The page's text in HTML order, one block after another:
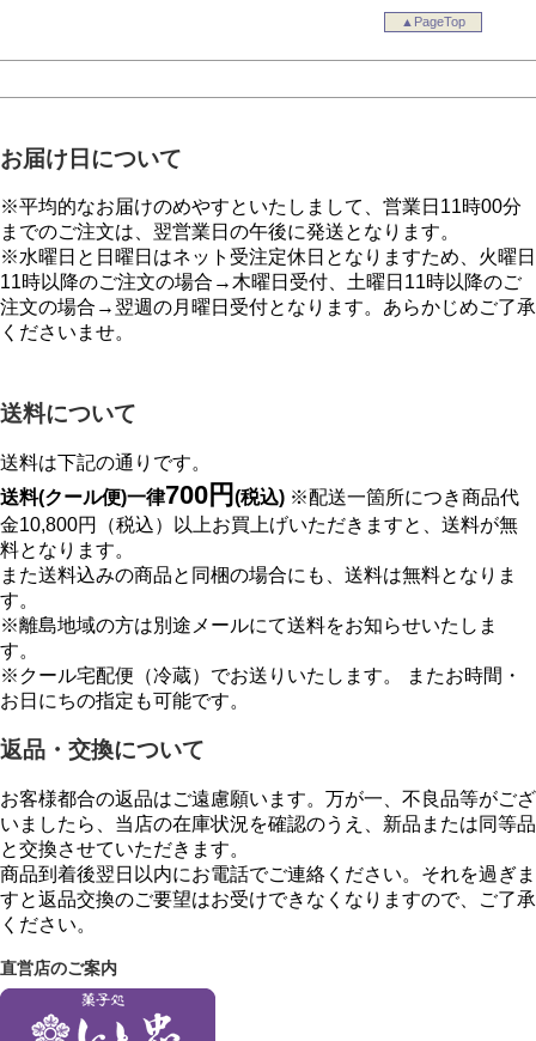
▲PageTop
お届け日について
※平均的なお届けのめやすといたしまして、営業日11時00分
までのご注文は、翌営業日の午後に発送となります。
※水曜日と日曜日はネット受注定休日となりますため、火曜日
11時以降のご注文の場合→木曜日受付、土曜日11時以降のご
注文の場合→翌週の月曜日受付となります。あらかじめご了承
くださいませ。
送料について
送料は下記の通りです。
送料(クール便)一律700円 (税込) ※配送一箇所につき商品代
金10,800円（税込）以上お買上げいただきますと、送料が無
料となります。
また送料込みの商品と同梱の場合にも、送料は無料となりま
す。
※離島地域の方は別途メールにて送料をお知らせいたしま
す。
※クール宅配便（冷蔵）でお送りいたします。 またお時間・
お日にちの指定も可能です。
返品・交換について
お客様都合の返品はご遠慮願います。万が一、不良品等がござ
いましたら、当店の在庫状況を確認のうえ、新品または同等品
と交換させていただきます。
商品到着後翌日以内にお電話でご連絡ください。それを過ぎま
すと返品交換のご要望はお受けできなくなりますので、ご了承
ください。
直営店のご案内